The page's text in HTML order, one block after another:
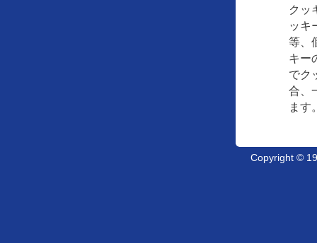
クッ
ッキ
等、
キー
でク
合、
ます
Copyright ©